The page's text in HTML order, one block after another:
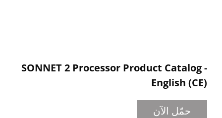
SONNET 2 Processor Product Catalog -
English (CE)
حمّل الآن